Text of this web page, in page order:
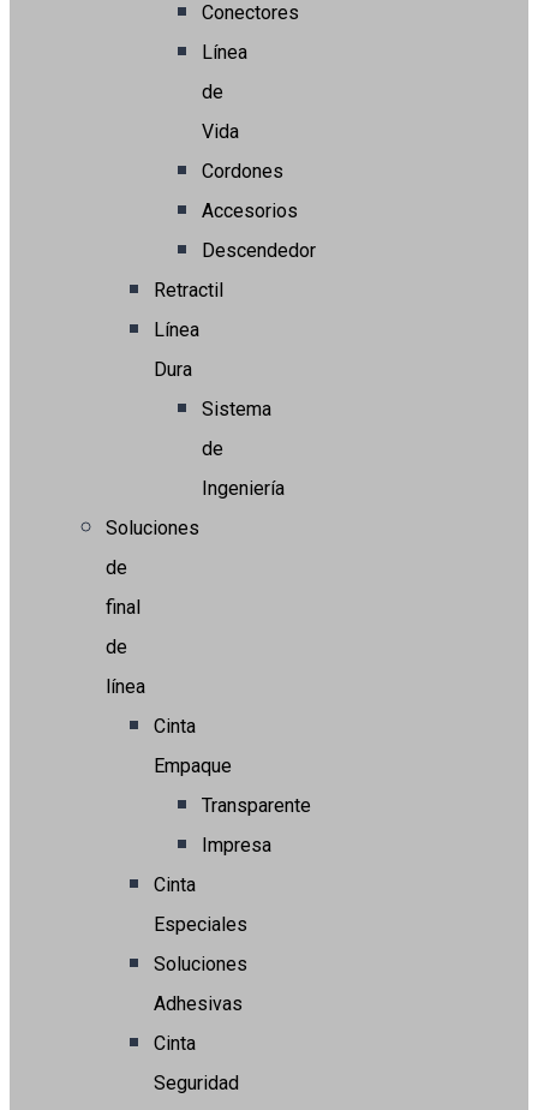
Conectores
Línea
de
Vida
Cordones
Accesorios
Descendedor
Retractil
Línea
Dura
Sistema
de
Ingeniería
Soluciones
de
final
de
línea
Cinta
Empaque
Transparente
Impresa
Cinta
Especiales
Soluciones
Adhesivas
Cinta
Seguridad